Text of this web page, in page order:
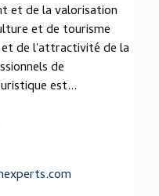
et de la valorisation
et de tourisme
et de l'attractivité de la
de
est...